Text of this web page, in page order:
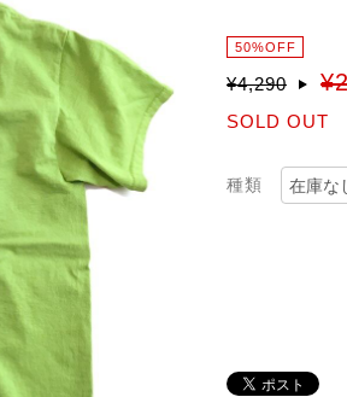
50%OFF
¥4,290
SOLD OUT
種類